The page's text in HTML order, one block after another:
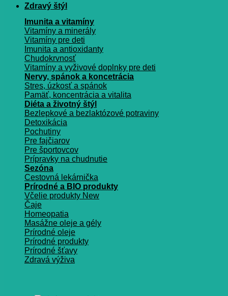
Zdravý štýl
Imunita a vitamíny
Vitamíny a minerály
Vitamíny pre deti
Imunita a antioxidanty
Chudokrvnosť
Vitamíny a vyživové doplnky pre deti
Nervy, spánok a koncetrácia
Stres, úzkosť a spánok
Pamäť, koncentrácia a vitalita
Diéta a životný štýl
Bezlepkové a bezlaktózové potraviny
Detoxikácia
Pochutiny
Pre fajčiarov
Pre športovcov
Prípravky na chudnutie
Sezóna
Cestovná lekárnička
Prírodné a BIO produkty
Včelie produkty
Čaje
Homeopatia
Masážne oleje a gély
Prírodné oleje
Prírodné produkty
Prírodné šťavy
Zdravá výživa